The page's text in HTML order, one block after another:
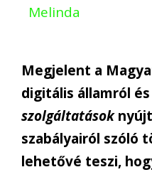
Melinda
Megjelent a
digitális államról és
szolgáltatások
szabályairól szóló
lehetővé teszi,